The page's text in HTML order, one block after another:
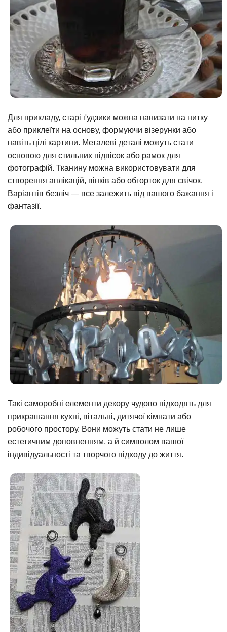
Для прикладу, старі ґудзики можна нанизати на нитку
або приклеїти на основу, формуючи візерунки або
навіть цілі картини. Металеві деталі можуть стати
основою для стильних підвісок або рамок для
фотографій. Тканину можна використовувати для
створення аплікацій, вінків або обгорток для свічок.
Варіантів безліч — все залежить від вашого бажання і
фантазії.
Такі саморобні елементи декору чудово підходять для
прикрашання кухні, вітальні, дитячої кімнати або
робочого простору. Вони можуть стати не лише
естетичним доповненням, а й символом вашої
індивідуальності та творчого підходу до життя.